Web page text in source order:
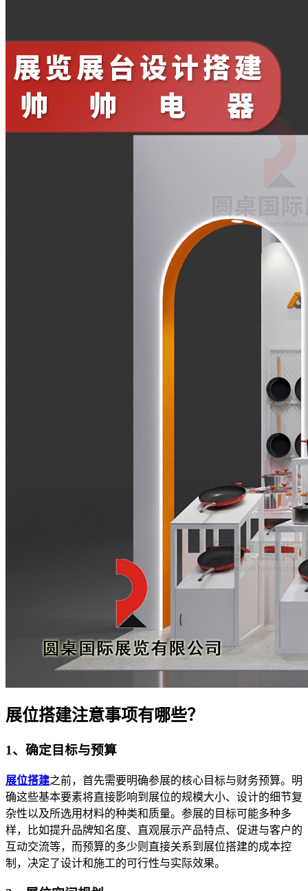
展位搭建注意事项有哪些？
1、确定目标与预算
展位搭建之前，首先需要明确参展的核心目标与财务预算。明
确这些基本要素将直接影响到展位的规模大小、设计的细节复
杂性以及所选用材料的种类和质量。参展的目标可能多种多
样，比如提升品牌知名度、直观展示产品特点、促进与客户的
互动交流等，而预算的多少则直接关系到展位搭建的成本控
制，决定了设计和施工的可行性与实际效果。